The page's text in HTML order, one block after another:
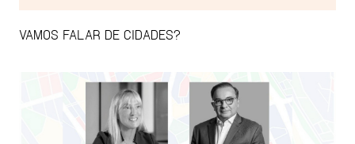
VAMOS FALAR DE CIDADES?